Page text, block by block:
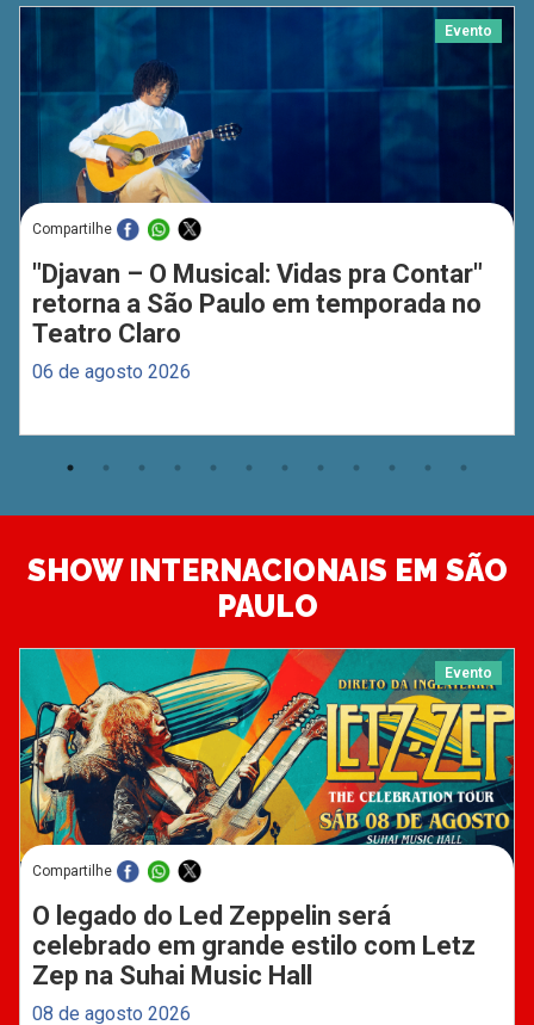
Evento
Compartilhe
"Djavan – O Musical: Vidas pra Contar"
retorna a São Paulo em temporada no
Teatro Claro
06 de agosto 2026
SHOW INTERNACIONAIS EM SÃO
PAULO
Evento
Compartilhe
O legado do Led Zeppelin será
celebrado em grande estilo com Letz
Zep na Suhai Music Hall
08 de agosto 2026